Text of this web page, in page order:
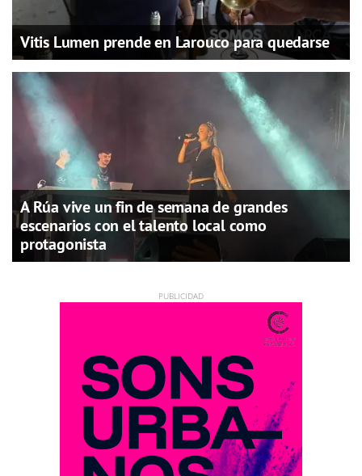
Vitis Lumen prende en Larouco para quedarse
A Rúa vive un fin de semana de grandes
escenarios con el talento local como
protagonista